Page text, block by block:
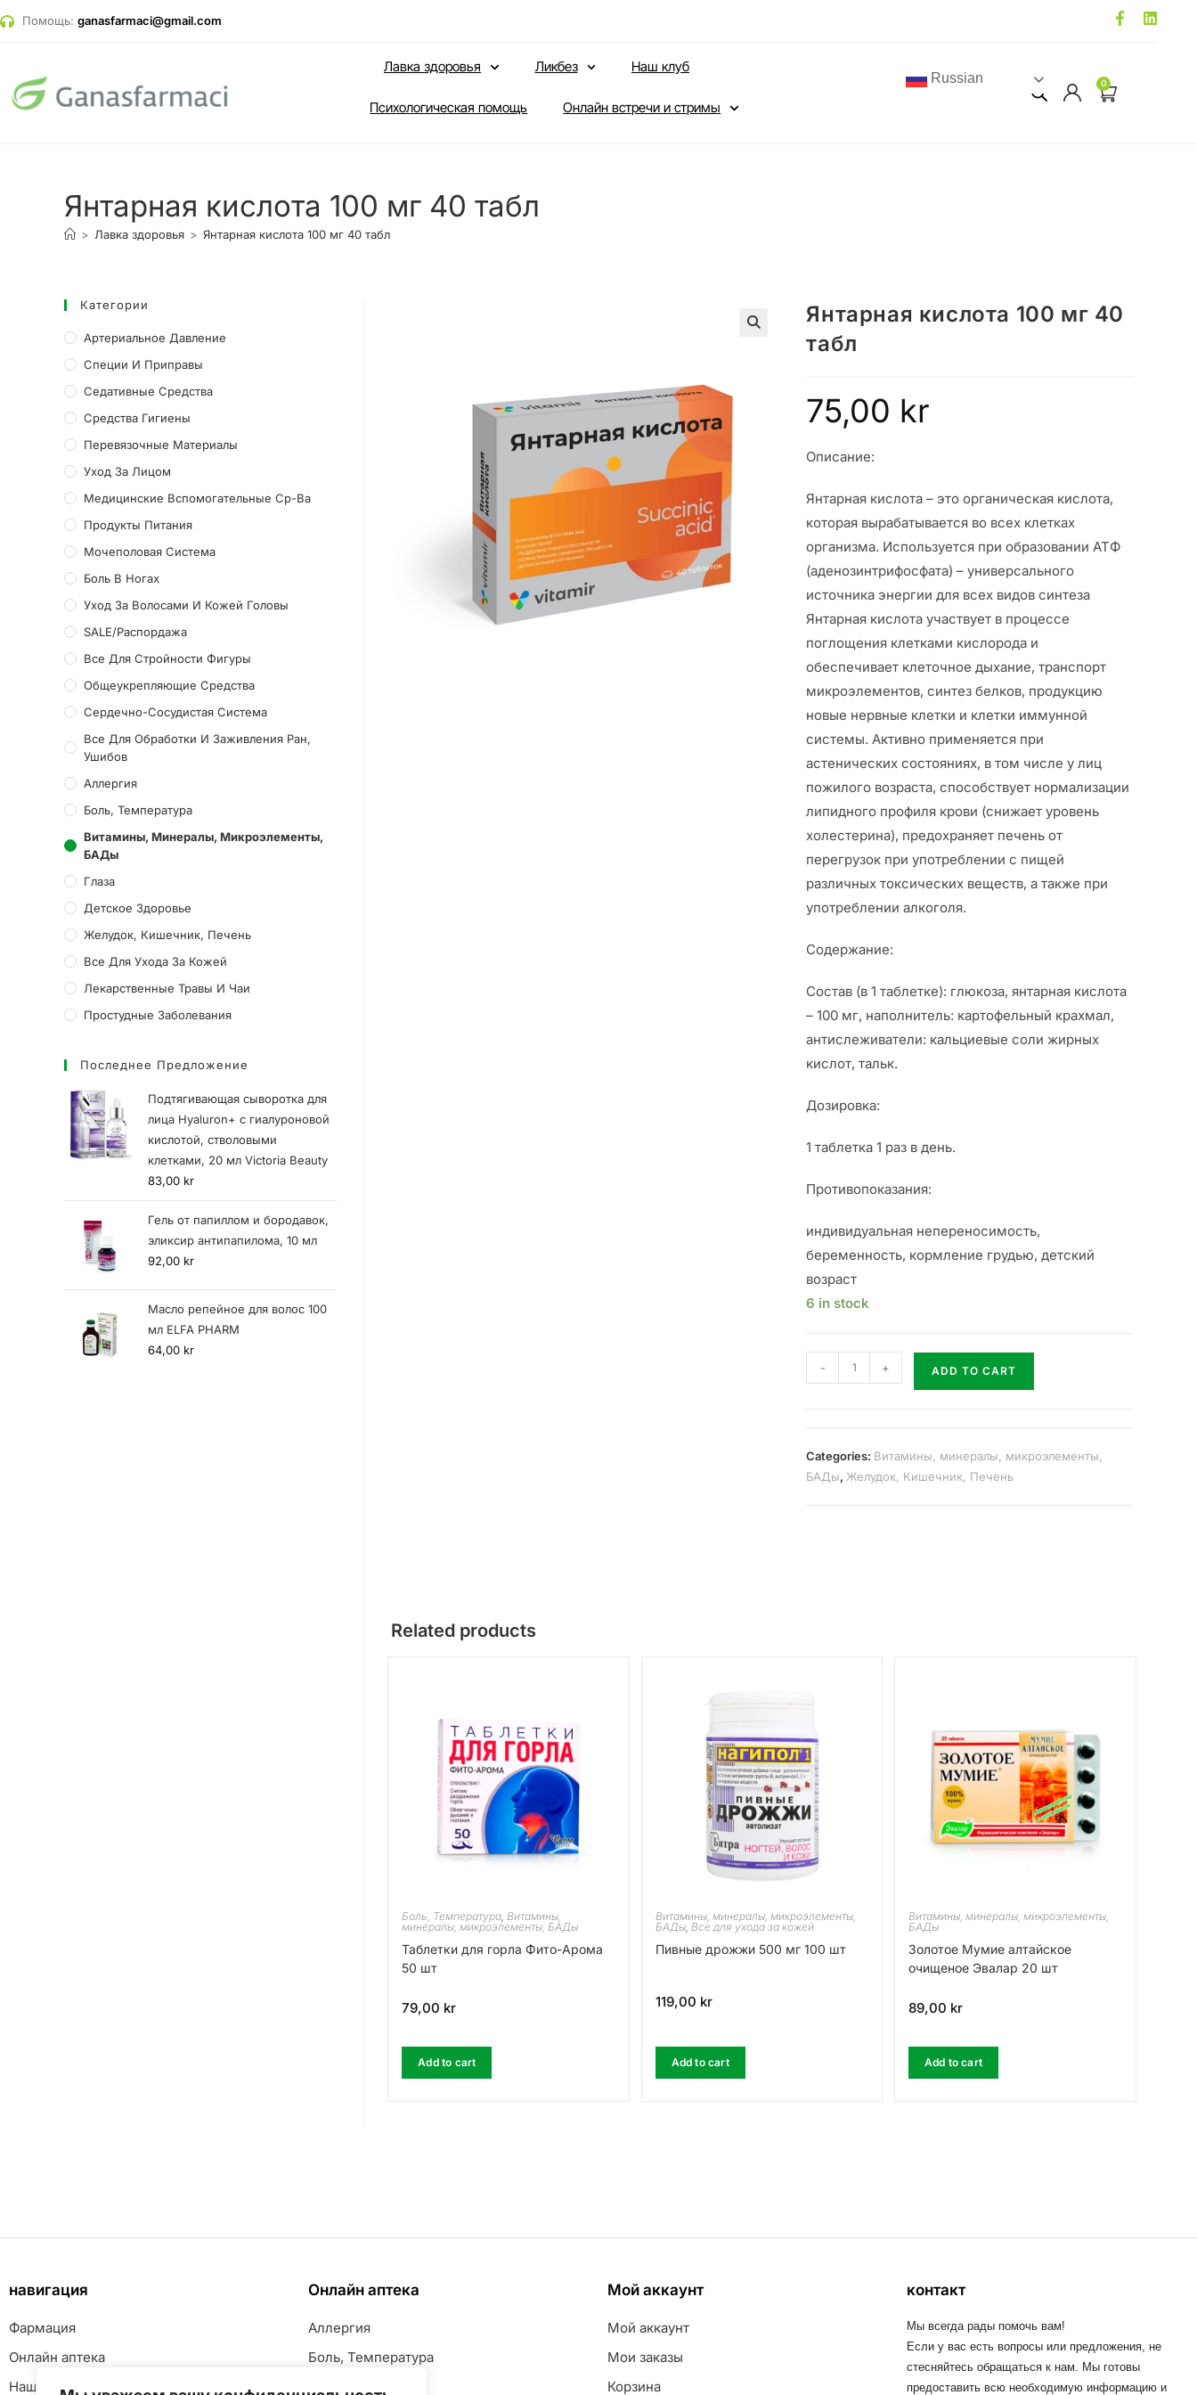
Помощь: ganasfarmaci@gmail.com
Лавка здоровья Ликбез Наш клуб
Психологическая помощь Онлайн встречи и стримы
Russian 0
Янтарная кислота 100 мг 40 табл
> Лавка здоровья > Янтарная кислота 100 мг 40 табл
Янтарная кислота 100 мг 40
табл
75,00 kr
Описание:
Янтарная кислота – это органическая кислота,
которая вырабатывается во всех клетках
организма. Используется при образовании АТФ
(аденозинтрифосфата) – универсального
источника энергии для всех видов синтеза
Янтарная кислота участвует в процессе
поглощения клетками кислорода и
обеспечивает клеточное дыхание, транспорт
микроэлементов, синтез белков, продукцию
новые нервные клетки и клетки иммунной
системы. Активно применяется при
астенических состояниях, в том числе у лиц
пожилого возраста, способствует нормализации
липидного профиля крови (снижает уровень
холестерина), предохраняет печень от
перегрузок при употреблении с пищей
различных токсических веществ, а также при
употреблении алкоголя.
Содержание:
Состав (в 1 таблетке): глюкоза, янтарная кислота
– 100 мг, наполнитель: картофельный крахмал,
антислеживатели: кальциевые соли жирных
кислот, тальк.
Дозировка:
1 таблетка 1 раз в день.
Противопоказания:
индивидуальная непереносимость,
беременность, кормление грудью, детский
возраст
6 in stock
- + ADD TO CART
Categories: Витамины, минералы, микроэлементы,
БАДы, Желудок, Кишечник, Печень
Related products
Боль, Температура Витамины,
минералы, микроэлементы, БАДы
Таблетки для горла Фито-Арома
50 шт
79,00 kr
Add to cart
Витамины, минералы, микроэлементы,
БАДы, Все для ухода за кожей
Пивные дрожжи 500 мг 100 шт
119,00 kr
Add to cart
Витамины, минералы, микроэлементы,
БАДы
Золотое Мумие алтайское
очищеное Эвалар 20 шт
89,00 kr
Add to cart
Категории
Артериальное Давление
Специи И Приправы
Седативные Средства
Средства Гигиены
Перевязочные Материалы
Уход За Лицом
Медицинские Вспомогательные Ср-Ва
Продукты Питания
Мочеполовая Система
Боль В Ногах
Уход За Волосами И Кожей Головы
SALE/Распордажа
Все Для Стройности Фигуры
Общеукрепляющие Средства
Сердечно-Сосудистая Система
Все Для Обработки И Заживления Ран,
Ушибов
Аллергия
Боль, Температура
Витамины, Минералы, Микроэлементы,
БАДы
Глаза
Детское Здоровье
Желудок, Кишечник, Печень
Все Для Ухода За Кожей
Лекарственные Травы И Чаи
Простудные Заболевания
Последнее Предложение
Подтягивающая сыворотка для
лица Hyaluron+ с гиалуроновой
кислотой, стволовыми
клетками, 20 мл Victoria Beauty
83,00 kr
Гель от папиллом и бородавок,
эликсир антипапилома, 10 мл
92,00 kr
Масло репейное для волос 100
мл ELFA PHARM
64,00 kr
навигация
Фармация
Онлайн аптека
Наш клуб
Онлайн аптека
Аллергия
Боль, Температура
Мой аккаунт
Мой аккаунт
Мои заказы
Корзина
контакт
Мы всегда рады помочь вам!
Если у вас есть вопросы или предложения, не
стесняйтесь обращаться к нам. Мы готовы
предоставить всю необходимую информацию и